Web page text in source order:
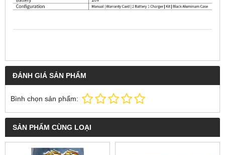
ĐÁNH GIÁ SẢN PHẨM
Bình chọn sản phẩm:
SẢN PHẨM CÙNG LOẠI